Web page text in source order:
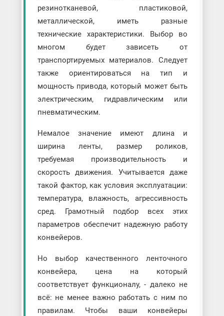
резинотканевой, пластиковой,
металлической, иметь разные
технические характеристики. Выбор во
многом будет зависеть от
транспортируемых материалов. Следует
также ориентироваться на тип и
мощность привода, который может быть
электрическим, гидравлическим или
пневматическим.
Немалое значение имеют длина и
ширина ленты, размер роликов,
требуемая производительность и
скорость движения. Учитывается даже
такой фактор, как условия эксплуатации:
температура, влажность, агрессивность
сред. Грамотный подбор всех этих
параметров обеспечит надежную работу
конвейеров.
Но выбор качественного ленточного
конвейера, цена на который
соответствует функционалу, - далеко не
всё: не менее важно работать с ним по
правилам. Чтобы ваши конвейеры